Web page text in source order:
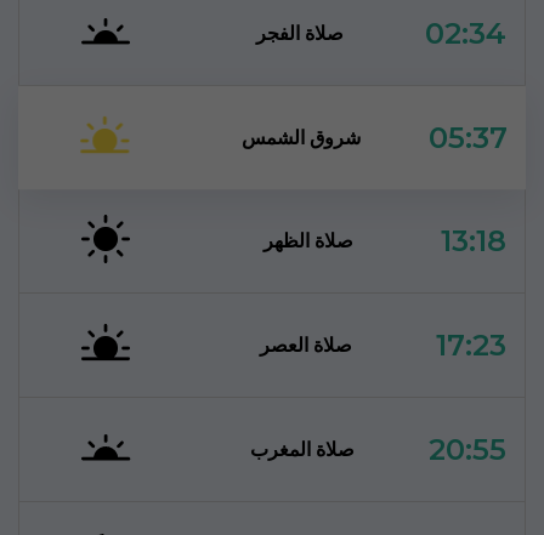
صلاة الفجر 02:34
شروق الشمس 05:37
صلاة الظهر 13:18
صلاة العصر 17:23
صلاة المغرب 20:55